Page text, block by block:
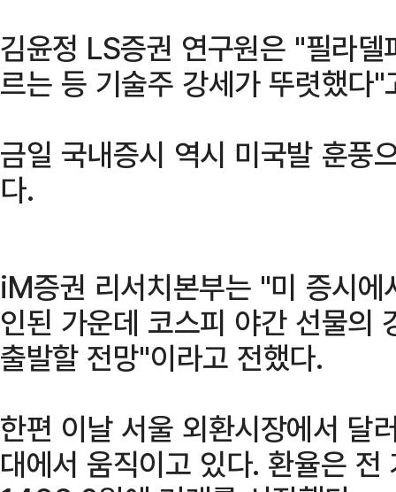
김윤정 LS증권 연구원은 "필라
르는 등 기술주 강세가 뚜렷했다"
금일 국내증시 역시 미국발 훈풍
다.
iM증권 리서치본부는 "미 증시
인된 가운데 코스피 야간 선물의
출발할 전망"이라고 전했다.
한편 이날 서울 외환시장에서
대에서 움직이고 있다. 환율은